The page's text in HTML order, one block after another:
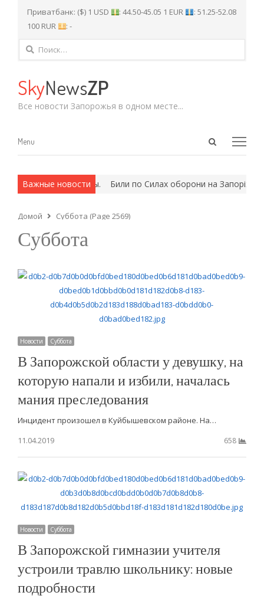
Приватбанк: ($) 1 USD : 44.50-45.05 1 EUR
: 51.25-52.08
100 RUR
: -
Найти:
SkyNewsZP
Все новости Запорожья в одном месте...
Open
Menu
Menu
Важные новости
и армейские методы. Били по Силах оборони на Запоріжжі:
Домой Суббота (Page 2569)
Суббота
Новости Суббота
В Запорожской области у девушку, на
которую напали и избили, началась
мания преследования
Инцидент произошел в Куйбышевском районе. На…
11.04.2019
658
Новости Суббота
В Запорожской гимназии учителя
устроили травлю школьнику: новые
подробности